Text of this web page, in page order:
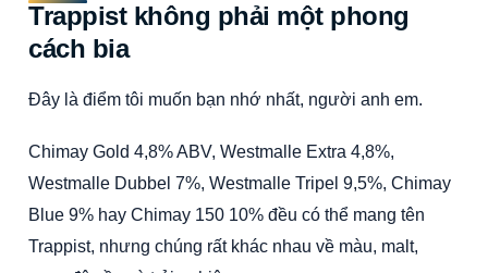
Trappist không phải một phong
cách bia
Đây là điểm tôi muốn bạn nhớ nhất, người anh em.
Chimay Gold 4,8% ABV, Westmalle Extra 4,8%,
Westmalle Dubbel 7%, Westmalle Tripel 9,5%, Chimay
Blue 9% hay Chimay 150 10% đều có thể mang tên
Trappist, nhưng chúng rất khác nhau về màu, malt,